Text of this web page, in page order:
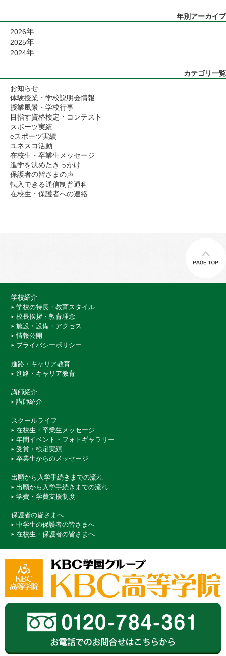
年別アーカイブ
2026年
2025年
2024年
カテゴリ一覧
お知らせ
体験授業・学校説明会情報
授業風景・学校行事
目指す資格検定・コンテスト
スポーツ実績
eスポーツ実績
ユネスコ活動
在校生・卒業生メッセージ
進学を決めたきっかけ
保護者の皆さまの声
転入できる通信制普通科
在校生・保護者への連絡
学校紹介
学校の特長・教育スタイル
校長挨拶・教育理念
施設・設備・アクセス
情報公開
プライバシーポリシー
進路・キャリア教育
進路・キャリア教育
講師紹介
講師紹介
スクールライフ
在校生・卒業生メッセージ
年間イベント・フォトギャラリー
受賞・検定実績
卒業生からのメッセージ
出願から入学手続きまでの流れ
出願から入学手続きまでの流れ
学費・学費支援制度
保護者の皆さまへ
中学生の保護者の皆さまへ
在校生・保護者の皆さまへ